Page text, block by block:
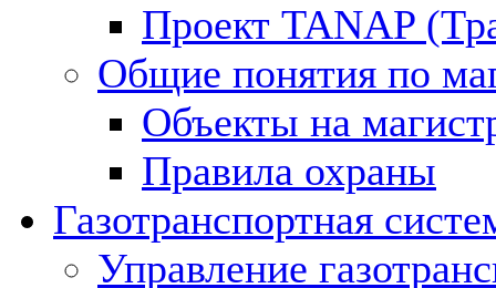
Проект TANAP
Общие понятия по
Объекты на
Правила охраны
Газотранспортная
Управление